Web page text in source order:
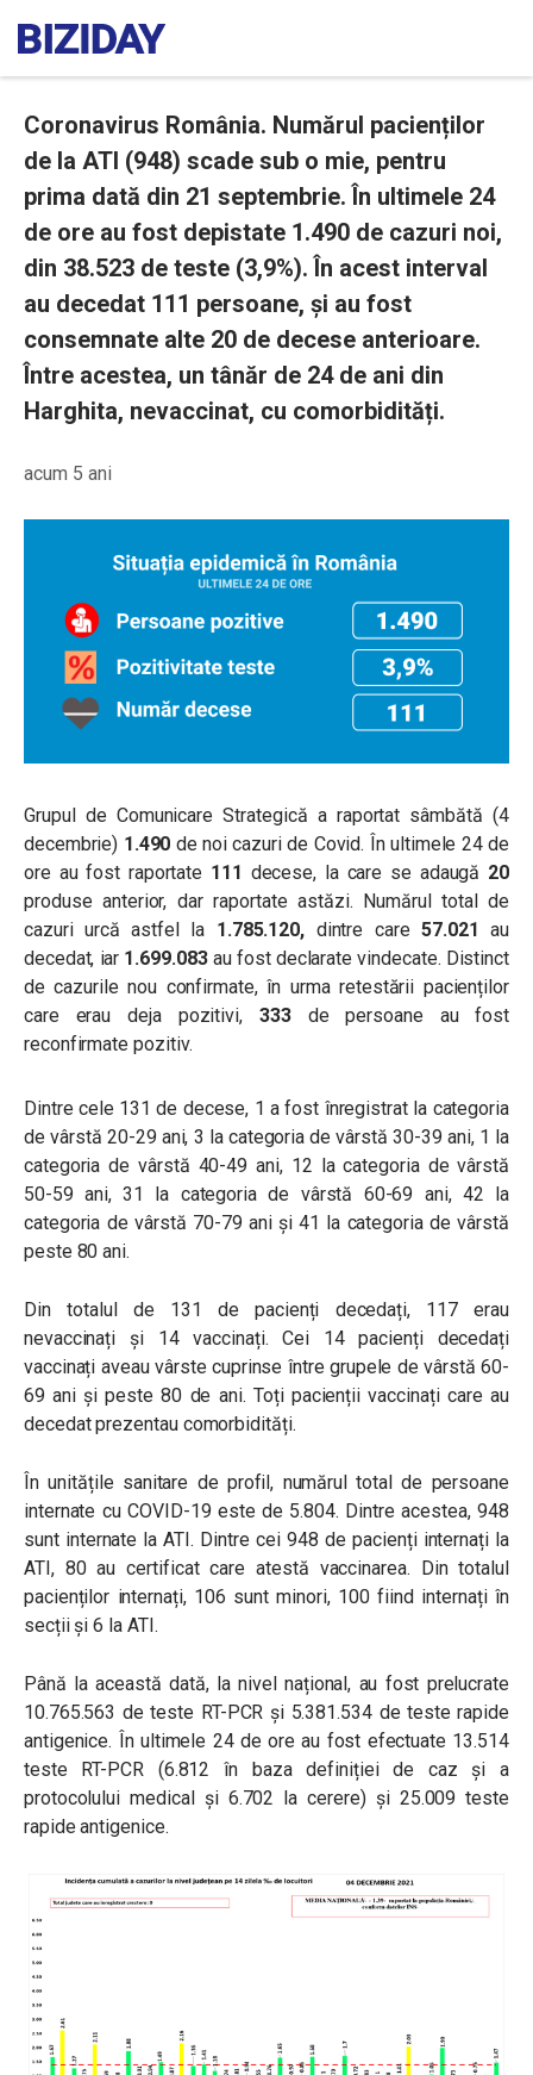
Coronavirus România. Numărul pacienților
de la ATI (948) scade sub o mie, pentru
prima dată din 21 septembrie. În ultimele 24
de ore au fost depistate 1.490 de cazuri noi,
din 38.523 de teste (3,9%). În acest interval
au decedat 111 persoane, și au fost
consemnate alte 20 de decese anterioare.
Între acestea, un tânăr de 24 de ani din
Harghita, nevaccinat, cu comorbidități.
acum 5 ani
Grupul de Comunicare Strategică a raportat sâmbătă (4
decembrie) 1.490 de noi cazuri de Covid. În ultimele 24 de
ore au fost raportate 111 decese, la care se adaugă 20
produse anterior, dar raportate astăzi. Numărul total de
cazuri urcă astfel la 1.785.120, dintre care57.021au
decedat, iar 1.699.083 au fost declarate vindecate. Distinct
de cazurile nou confirmate, în urma retestării pacienților
care erau deja pozitivi, 333 de persoane au fost
reconfirmate pozitiv.
Dintre cele 131 de decese, 1 a fost înregistrat la categoria
de vârstă 20-29 ani, 3 la categoria de vârstă 30-39 ani, 1 la
categoria de vârstă 40-49 ani, 12 la categoria de vârstă
50-59 ani, 31 la categoria de vârstă 60-69 ani, 42 la
categoria de vârstă 70-79 ani și 41 la categoria de vârstă
peste 80 ani.
Din totalul de 131 de pacienți decedați, 117 erau
nevaccinați și 14 vaccinați. Cei 14 pacienți decedați
vaccinați aveau vârste cuprinse între grupele de vârstă 60-
69 ani și peste 80 de ani. Toți pacienții vaccinați care au
decedat prezentau comorbidități.
În unitățile sanitare de profil, numărul total de persoane
internate cu COVID-19 este de 5.804. Dintre acestea, 948
sunt internate la ATI. Dintre cei 948 de pacienți internați la
ATI, 80 au certificat care atestă vaccinarea. Din totalul
pacienților internați, 106 sunt minori, 100 fiind internați în
secții și 6 la ATI.
Până la această dată, la nivel național, au fost prelucrate
10.765.563 de teste RT-PCR și 5.381.534 de teste rapide
antigenice. În ultimele 24 de ore au fost efectuate 13.514
teste RT-PCR (6.812 în baza definiției de caz și a
protocolului medical și 6.702 la cerere) și 25.009 teste
rapide antigenice.